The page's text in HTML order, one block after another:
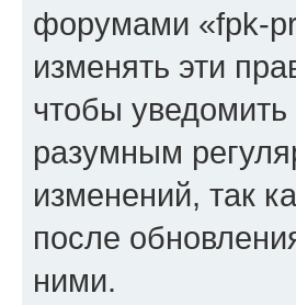
форумами «fpk-
изменять эти
чтобы
разумным
изменений, так
после
ними.